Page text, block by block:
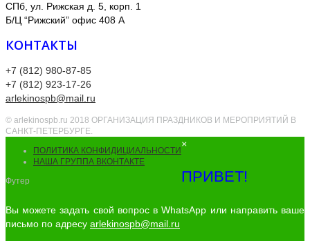
СПб, ул. Рижская д. 5, корп. 1
Б/Ц “Рижский” офис 408 А
КОНТАКТЫ
+7 (812) 980-87-85
+7 (812) 923-17-26
arlekinospb@mail.ru
© arlekinospb.ru 2018 ОРГАНИЗАЦИЯ ПРАЗДНИКОВ И МЕРОПРИЯТИЙ В
САНКТ-ПЕТЕРБУРГЕ.
ПОЛИТИКА КОНФИДИЦИАЛЬНОСТИ
НАША ГРУППА ВКОНТАКТЕ
Футер
×
ПРИВЕТ!
Вы можете задать свой вопрос в WhatsApp или направить ваше
письмо по адресу arlekinospb@mail.ru